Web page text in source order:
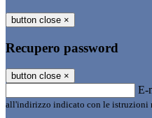
button close ×
Recupero password
button close ×
E-
all'indirizzo indicato con le istruzioni